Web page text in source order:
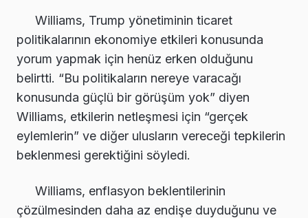
Williams, Trump yönetiminin ticaret
politikalarının ekonomiye etkileri konusunda
yorum yapmak için henüz erken olduğunu
belirtti. “Bu politikaların nereye varacağı
konusunda güçlü bir görüşüm yok” diyen
Williams, etkilerin netleşmesi için “gerçek
eylemlerin” ve diğer ulusların vereceği tepkilerin
beklenmesi gerektiğini söyledi.
Williams, enflasyon beklentilerinin
çözülmesinden daha az endişe duyduğunu ve